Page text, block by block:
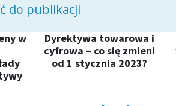
do publikacji
w
Dyrektywa towarowa i
cyfrowa – co się zmieni
od 1 stycznia 2023?